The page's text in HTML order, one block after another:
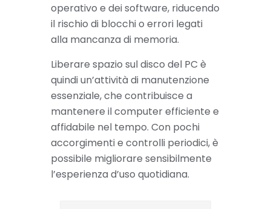
operativo e dei software, riducendo
il rischio di blocchi o errori legati
alla mancanza di memoria.
Liberare spazio sul disco del PC è
quindi un’attività di manutenzione
essenziale, che contribuisce a
mantenere il computer efficiente e
affidabile nel tempo. Con pochi
accorgimenti e controlli periodici, è
possibile migliorare sensibilmente
l’esperienza d’uso quotidiana.